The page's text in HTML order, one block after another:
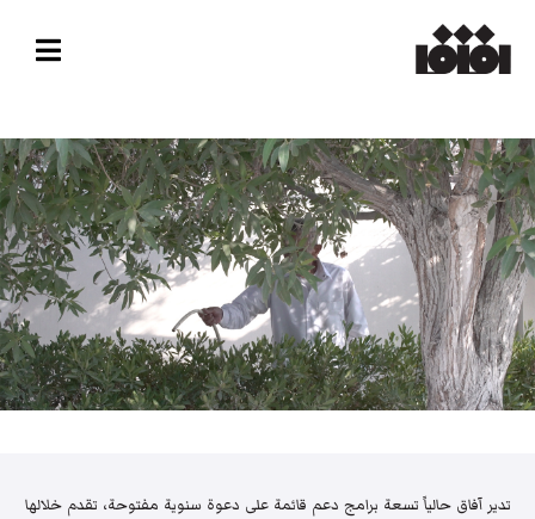
تدير آفاق حالياً تسعة برامج دعم قائمة على دعوة سنوية مفتوحة، تقدم خلالها